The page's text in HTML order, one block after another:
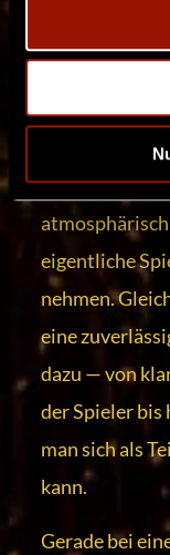
Wie auch bei
stimmige
Spielbereiche
die besondere
eigentliche
nehmen.
eine
dazu — von
der Spieler bis
man sich als
kann.
Gerade bei